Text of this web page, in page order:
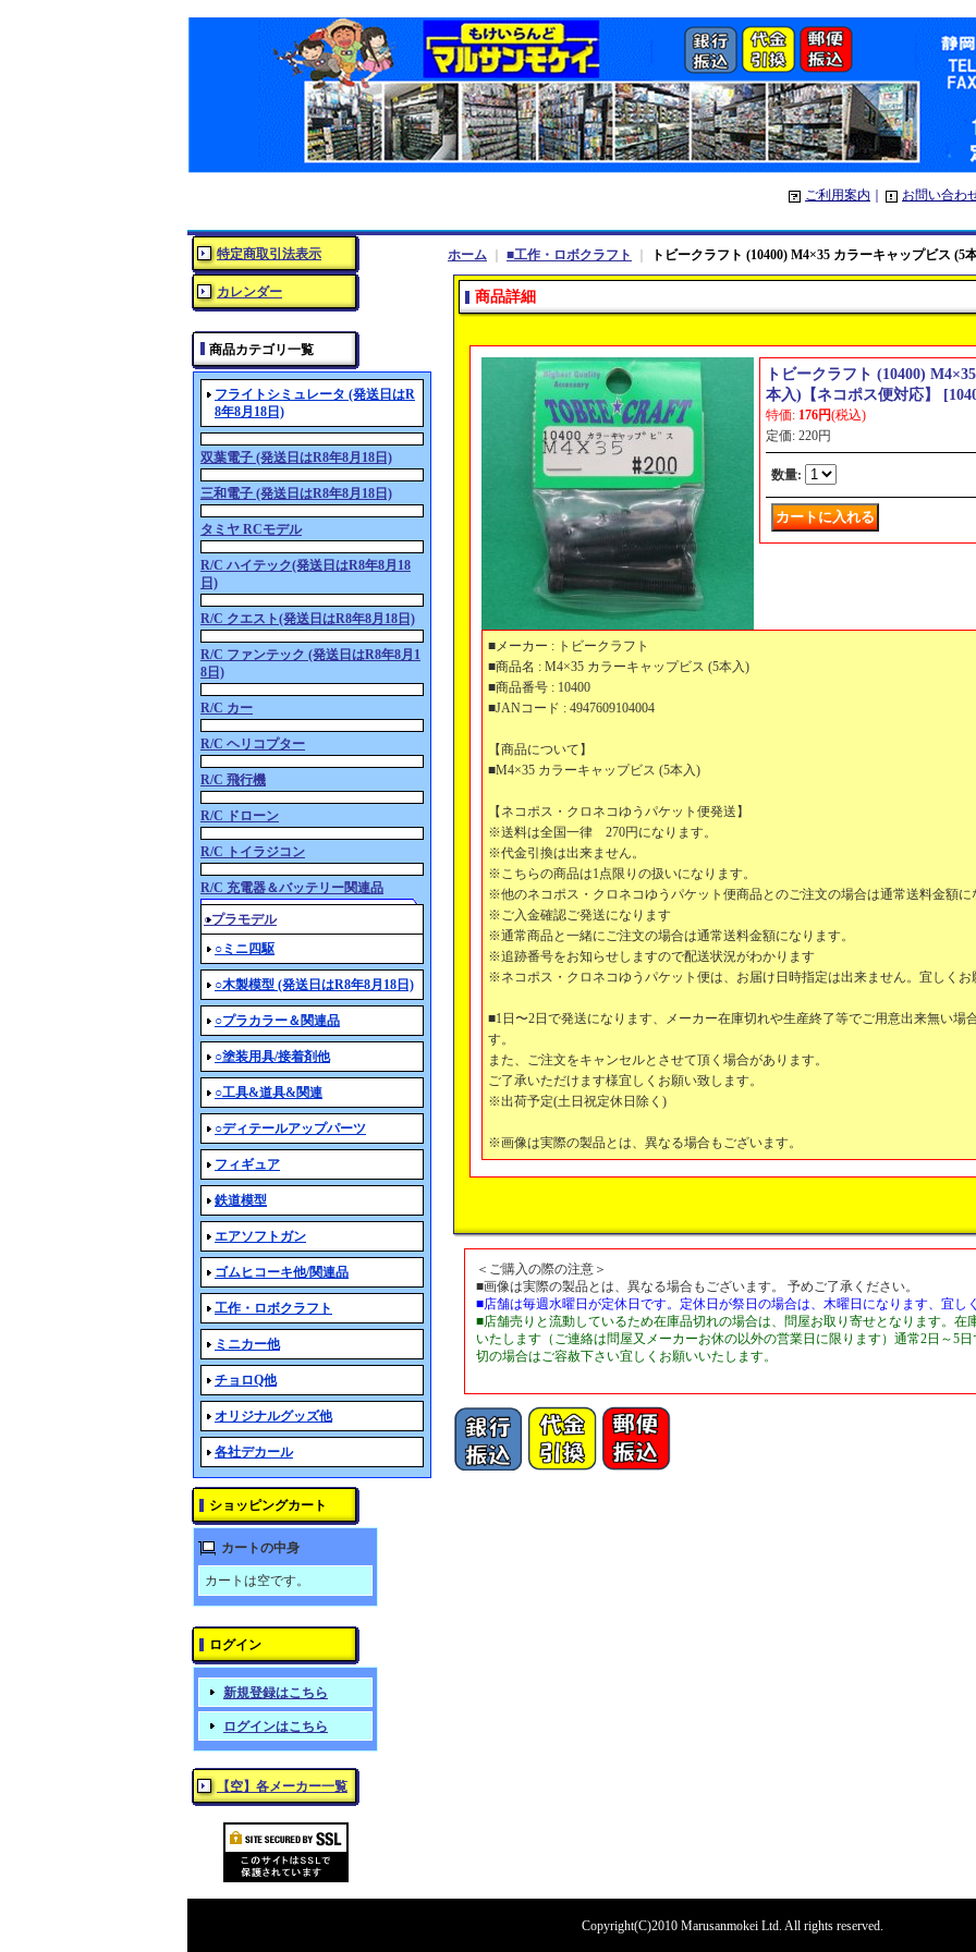
ご利用案内 お問い合わ
特定商取引法表示
カレンダー
商品カテゴリ一覧
フライトシミュレータ (発送日はR
8年8月18日)
双葉電子 (発送日はR8年8月18日)
三和電子 (発送日はR8年8月18日)
タミヤ RCモデル
R/C ハイテック(発送日はR8年8月18
日)
R/C クエスト(発送日はR8年8月18日)
R/C ファンテック (発送日はR8年8月1
8日)
R/C カー
R/C ヘリコプター
R/C 飛行機
R/C ドローン
R/C トイラジコン
R/C 充電器＆バッテリー関連品
○プラモデル
○ミニ四駆
○木製模型 (発送日はR8年8月18日)
○プラカラー＆関連品
○塗装用具/接着剤他
○工具&道具&関連
○ディテールアップパーツ
フィギュア
鉄道模型
エアソフトガン
ゴムヒコーキ他/関連品
工作・ロボクラフト
ミニカー他
チョロQ他
オリジナルグッズ他
各社デカール
ショッピングカート
カートの中身
カートは空です。
ログイン
新規登録はこちら
ログインはこちら
【空】各メーカー一覧
ホーム ■工作・ロボクラフト トビークラフト (10400) M4×35 カラーキャップビス (5
商品詳細
トビークラフト (10400)
本入)【ネコポス便対応】
[
特価: 176円(税込)
定価: 220円
数量:
■メーカー : トビークラフト
■商品名 : M4×35 カラーキャップビス (5本入)
■商品番号 : 10400
■JANコード : 4947609104004
【商品について】
■M4×35 カラーキャップビス (5本入)
【ネコポス・クロネコゆうパケット便発送】
※送料は全国一律 270円になります。
※代金引換は出来ません。
※こちらの商品は1点限りの扱いになります。
※他のネコポス・クロネコゆうパケット便商品とのご注文の場合は通常送料金額に
※ご入金確認ご発送になります
※通常商品と一緒にご注文の場合は通常送料金額になります。
※追跡番号をお知らせしますので配送状況がわかります
※ネコポス・クロネコゆうパケット便は、お届け日時指定は出来ません。宜しくお
■1日〜2日で発送になります、メーカー在庫切れや生産終了等でご用意出来無い場
す。
また、ご注文をキャンセルとさせて頂く場合があります。
ご了承いただけます様宜しくお願い致します。
※出荷予定(土日祝定休日除く)
※画像は実際の製品とは、異なる場合もございます。
＜ご購入の際の注意＞
■画像は実際の製品とは、異なる場合もございます。 予めご了承ください。
■店舗は毎週水曜日が定休日です。定休日が祭日の場合は、木曜日になります、宜し
■店舗売りと流動しているため在庫品切れの場合は、問屋お取り寄せとなります。在
いたします（ご連絡は問屋又メーカーお休の以外の営業日に限ります）通常2日～5
切の場合はご容赦下さい宜しくお願いいたします。
Copyright(C)2010 Marusanmokei Ltd. All rights reserved.